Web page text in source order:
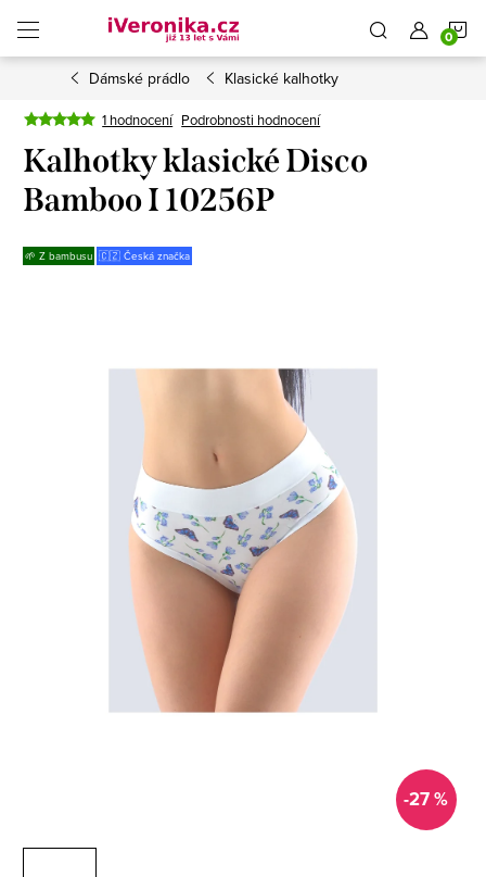
obsah
Dámské prádlo Klasické kalhotky
1 hodnocení Podrobnosti hodnocení
Kalhotky klasické Disco
Bamboo I 10256P
🌱 Z bambusu 🇨🇿 Česká značka
-27 %